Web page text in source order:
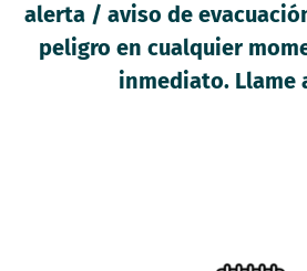
alerta / aviso de
peligro en cualquier
inmediato. Llame